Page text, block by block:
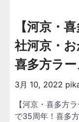
【河京・
社河京・
喜多方ラ
3月 10, 2022
【河京・喜多方
で35周年！喜多